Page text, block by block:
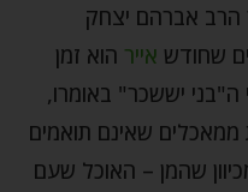
הרב אברהם יצחק
שחודש אייר הוא זמן
יששכר" באומרו,
ממאכלים שאינם תואמים
שהמן – האוכל שעם